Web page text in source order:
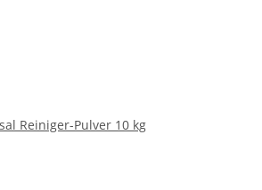
Reiniger-Pulver 10 kg